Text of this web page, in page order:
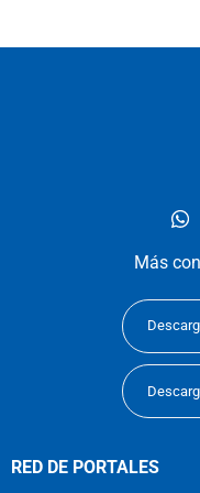
Más
RED DE PORTALES